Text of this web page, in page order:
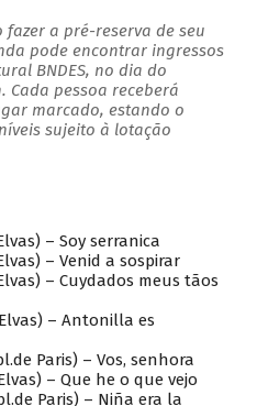
a pré-reserva de seu
pode encontrar ingressos
BNDES, no dia do
Cada pessoa receberá
marcado, estando o
sujeito à lotação
– Soy serranica
– Venid a sospirar
– Cuydados meus tãos
– Antonilla es
Paris) – Vos, senhora
– Que he o que vejo
Paris) – Niña era la